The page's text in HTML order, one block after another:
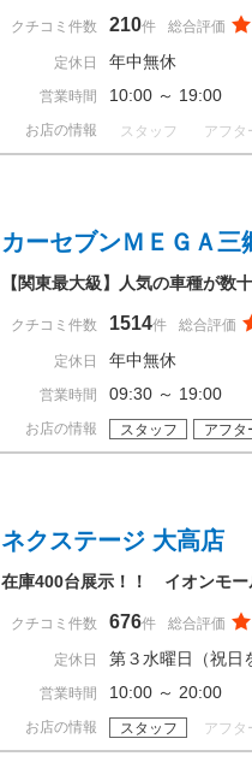
クチコミ件数 210件 総合評価
定休日 年中無休
営業時間 10:00 ～ 19:00
お店の情報 スタッフ アフタ
カーセブンＭＥＧＡ三
【関東最大級】人気の車種が数
クチコミ件数 1514件 総合評価
定休日 年中無休
営業時間 09:30 ～ 19:00
お店の情報 スタッフ アフタ
ネクステージ 大高店
在庫400台展示！！ イオンモー
クチコミ件数 676件 総合評価
定休日 第３水曜日（祝日
営業時間 10:00 ～ 20:00
お店の情報 スタッフ アフタ